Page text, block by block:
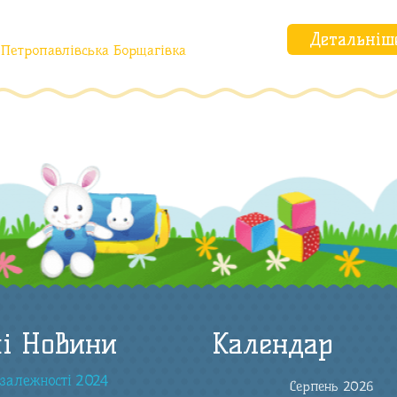
Петропавлівська Борщагівка
Новини
2024
Календар
Серпень 2026